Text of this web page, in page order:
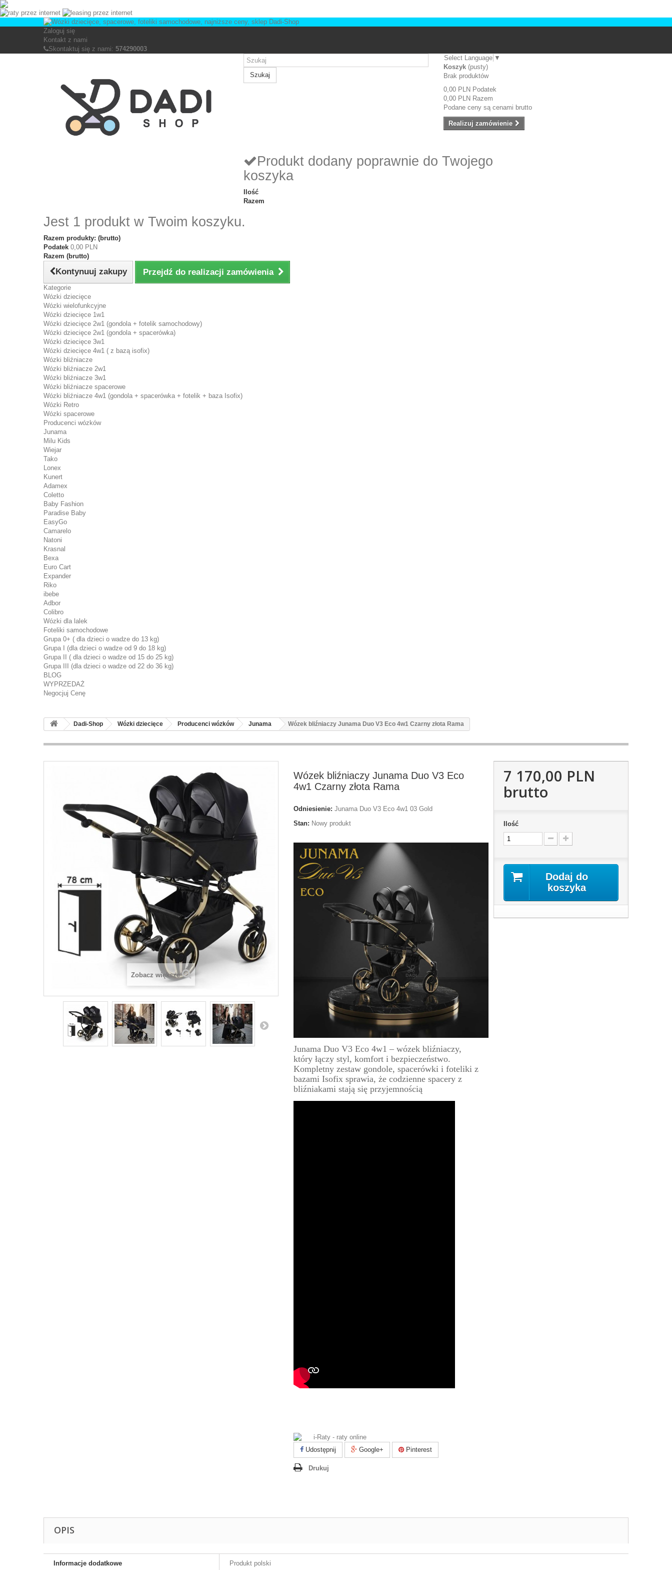
Zaloguj się
Kontakt z nami
Skontaktuj się z nami: 574290003
Szukaj
Select Language ▼
Koszyk (pusty)
Brak produktów
0,00 PLN Podatek
0,00 PLN Razem
Podane ceny są cenami brutto
Realizuj zamówienie
Produkt dodany poprawnie do Twojego
koszyka
Ilość
Razem
Jest 1 produkt w Twoim koszyku.
Razem produkty: (brutto)
Podatek 0,00 PLN
Razem (brutto)
Kontynuuj zakupy Przejdź do realizacji zamówienia
Kategorie
Wózki dziecięce
Wózki wielofunkcyjne
Wózki dziecięce 1w1
Wózki dziecięce 2w1 (gondola + fotelik samochodowy)
Wózki dziecięce 2w1 (gondola + spacerówka)
Wózki dziecięce 3w1
Wózki dziecięce 4w1 ( z bazą isofix)
Wózki bliźniacze
Wózki bliźniacze 2w1
Wózki bliźniacze 3w1
Wózki bliźniacze spacerowe
Wózki bliźniacze 4w1 (gondola + spacerówka + fotelik + baza Isofix)
Wózki Retro
Wózki spacerowe
Producenci wózków
Junama
Milu Kids
Wiejar
Tako
Lonex
Kunert
Adamex
Coletto
Baby Fashion
Paradise Baby
EasyGo
Camarelo
Natoni
Krasnal
Bexa
Euro Cart
Expander
Riko
ibebe
Adbor
Colibro
Wózki dla lalek
Foteliki samochodowe
Grupa 0+ ( dla dzieci o wadze do 13 kg)
Grupa I (dla dzieci o wadze od 9 do 18 kg)
Grupa II ( dla dzieci o wadze od 15 do 25 kg)
Grupa III (dla dzieci o wadze od 22 do 36 kg)
BLOG
WYPRZEDAŻ
Negocjuj Cenę
Dadi-Shop Wózki dziecięce Producenci wózków Junama Wózek bliźniaczy Junama Duo V3 Eco 4w1 Czarny złota Rama
Zobacz większe
Wózek bliźniaczy Junama Duo V3 Eco
4w1 Czarny złota Rama
Odniesienie: Junama Duo V3 Eco 4w1 03 Gold
Stan: Nowy produkt
Junama Duo V3 Eco 4w1 – wózek bliźniaczy,
który łączy styl, komfort i bezpieczeństwo.
Kompletny zestaw gondole, spacerówki i foteliki z
bazami Isofix sprawia, że codzienne spacery z
bliźniakami stają się przyjemnością
Udostępnij Google+ Pinterest
Drukuj
7 170,00 PLN
brutto
Ilość
Dodaj do
koszyka
OPIS
Informacje dodatkowe Produkt polski